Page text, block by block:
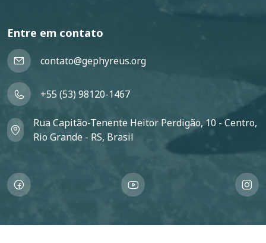
Entre em contato
contato@gephyreus.org
+55 (53) 98120-1467
Rua Capitão-Tenente Heitor Perdigão, 10 - Centro,
Rio Grande - RS, Brasil